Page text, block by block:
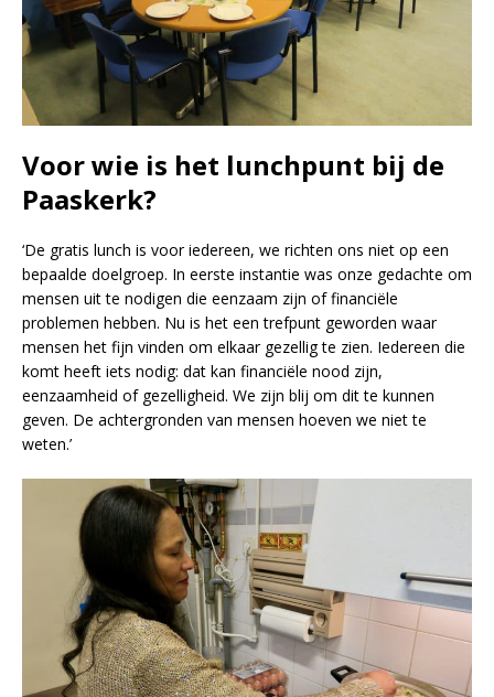
Voor wie is het lunchpunt bij de
Paaskerk?
‘De gratis lunch is voor iedereen, we richten ons niet op een
bepaalde doelgroep. In eerste instantie was onze gedachte om
mensen uit te nodigen die eenzaam zijn of financiële
problemen hebben. Nu is het een trefpunt geworden waar
mensen het fijn vinden om elkaar gezellig te zien. Iedereen die
komt heeft iets nodig: dat kan financiële nood zijn,
eenzaamheid of gezelligheid. We zijn blij om dit te kunnen
geven. De achtergronden van mensen hoeven we niet te
weten.’